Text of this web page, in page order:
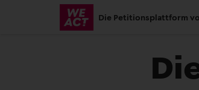
Die Petitionsplattform